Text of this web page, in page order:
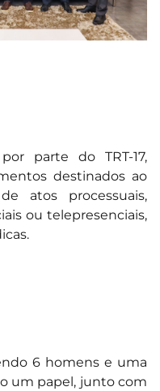
parte do TRT-17,
destinados ao
atos processuais,
ou telepresenciais,
6 homens e uma
um papel, junto com